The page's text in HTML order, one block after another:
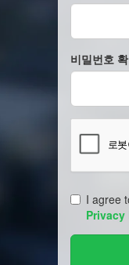
비밀번호
I agree